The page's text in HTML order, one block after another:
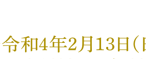
令和４年２月１３